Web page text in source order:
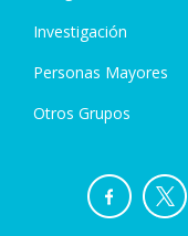
Investigación
Personas Mayores
Otros Grupos